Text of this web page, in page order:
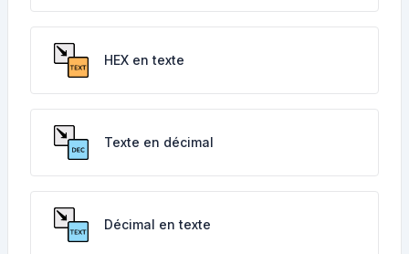
HEX en texte
Texte en décimal
Décimal en texte